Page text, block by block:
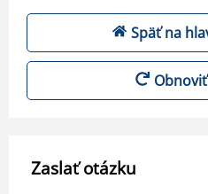
Späť na
Zaslať otázku